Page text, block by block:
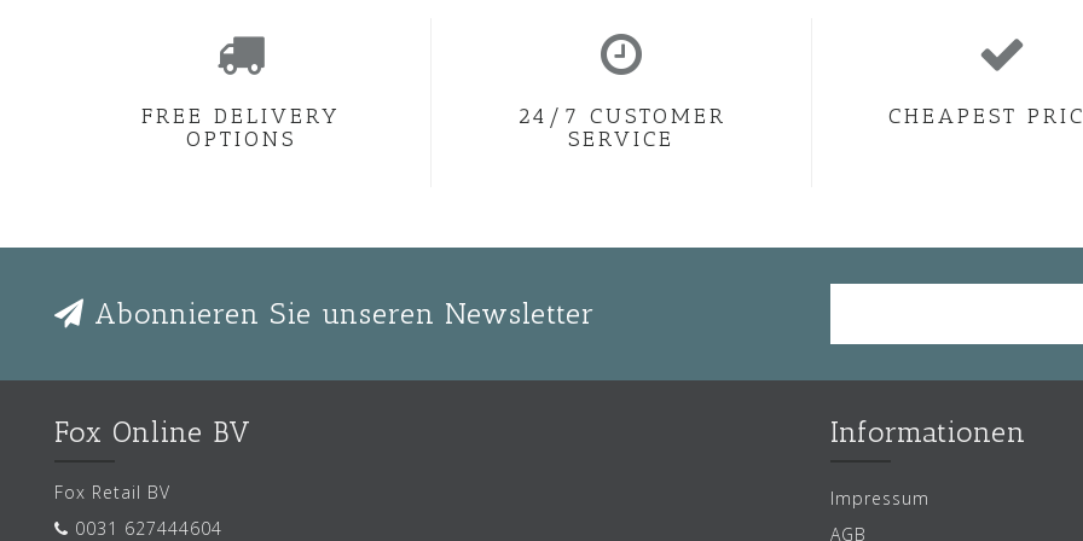
FREE DELIVERY
OPTIONS
24/7 CUSTOMER
SERVICE
CHEAPEST
Abonnieren Sie unseren Newsletter
Fox Online BV
Fox Retail BV
0031 627444604
Informationen
Impressum
AGB